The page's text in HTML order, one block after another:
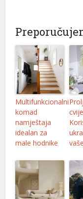
Multifunkcionalni
komad
namještaja
idealan za
male hodnike